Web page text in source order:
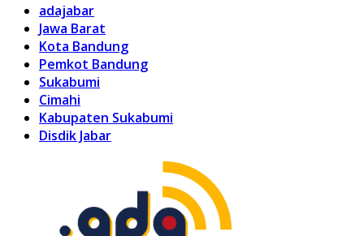
adajabar
Jawa Barat
Kota Bandung
Pemkot Bandung
Sukabumi
Cimahi
Kabupaten Sukabumi
Disdik Jabar